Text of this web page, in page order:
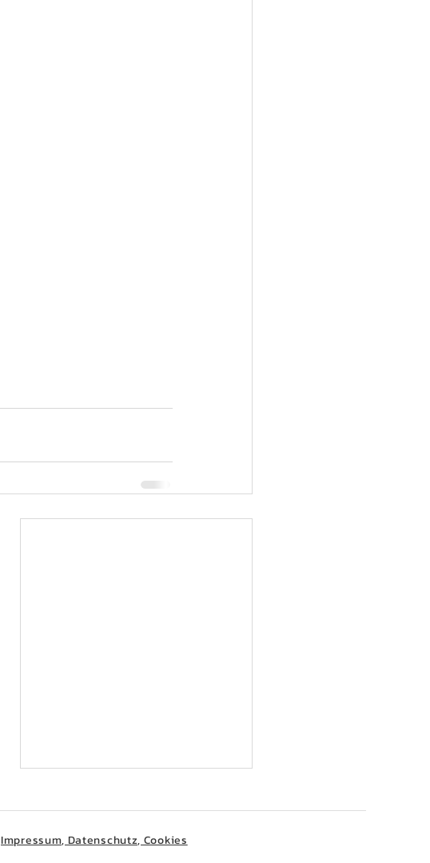
Impressum, Datenschutz, Cookies